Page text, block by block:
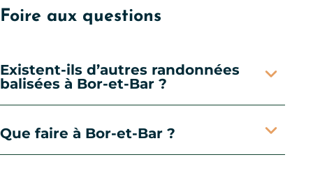
Foire aux questions
Existent-ils d’autres randonnées
balisées à Bor-et-Bar ?
Que faire à Bor-et-Bar ?